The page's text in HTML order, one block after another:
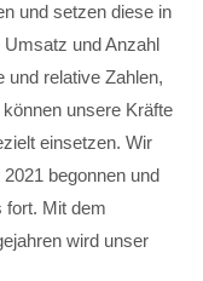
und setzen diese in
und Anzahl
und relative Zahlen,
unsere Kräfte
einsetzen. Wir
begonnen und
fort. Mit dem
wird unser